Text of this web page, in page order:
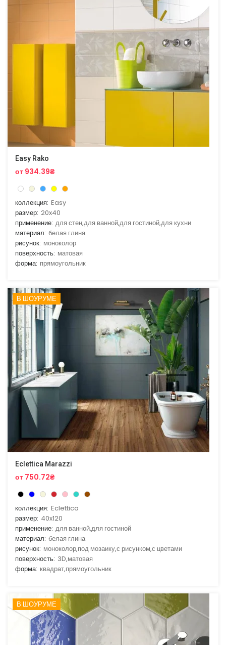
Easy Rako
от 934.39₴
коллекция: Easy
размер: 20x40
применение: для стен,для ванной,для гостиной,для кухни
материал: белая глина
рисунок: моноколор
поверхность: матовая
форма: прямоугольник
В ШОУРУМЕ
Eclettica Marazzi
от 750.72₴
коллекция: Eclettica
размер: 40x120
применение: для ванной,для гостиной
материал: белая глина
рисунок: моноколор,под мозаику,с рисунком,с цветами
поверхность: 3D,матовая
форма: квадрат,прямоугольник
В ШОУРУМЕ